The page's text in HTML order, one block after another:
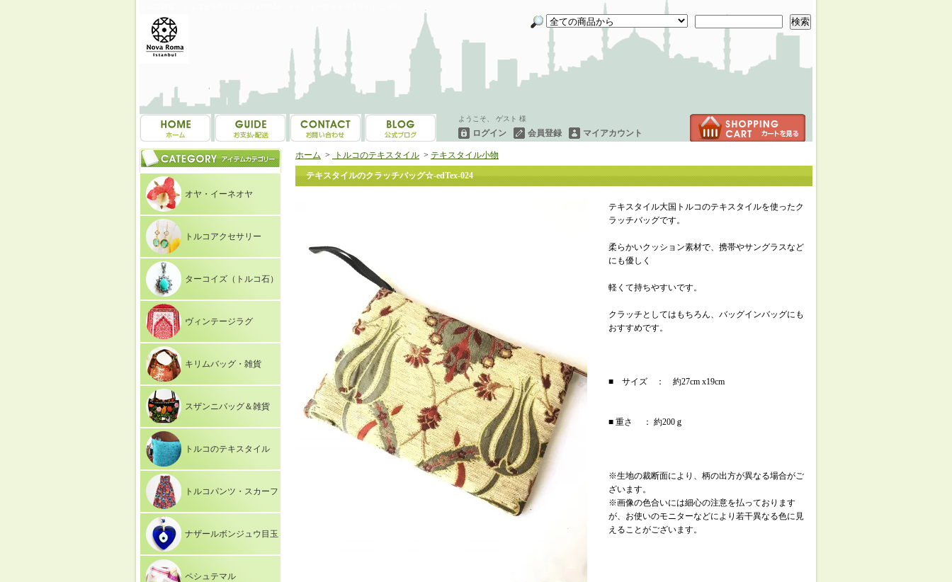
検索
ようこそ、 ゲスト 様
ログイン 会員登録 マイアカウント
オヤ・イーネオヤ
トルコアクセサリー
ターコイズ（トルコ石）
ヴィンテージラグ
キリムバッグ・雑貨
スザンニバッグ＆雑貨
トルコのテキスタイル
トルコパンツ・スカーフ
ナザールボンジュウ目玉
ペシュテマル
ホーム > トルコのテキスタイル > テキスタイル小物
テキスタイルのクラッチバッグ☆-edTex-024
テキスタイル大国トルコのテキスタイルを使ったク
ラッチバッグです。
柔らかいクッション素材で、携帯やサングラスなど
にも優しく
軽くて持ちやすいです。
クラッチとしてはもちろん、バッグインバッグにも
おすすめです。
■ サイズ ： 約27cm x19cm
■ 重さ ： 約200ｇ
※生地の裁断面により、柄の出方が異なる場合がご
ざいます。
※画像の色合いには細心の注意を払っております
が、お使いのモニターなどにより若干異なる色に見
えることがございます。